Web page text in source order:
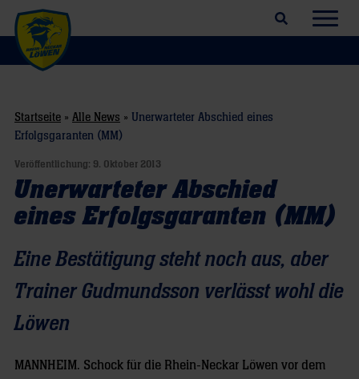
Suchfeld öffnen
Startseite » Alle News » Unerwarteter Abschied eines
Erfolgsgaranten (MM)
Veröffentlichung: 9. Oktober 2013
Unerwarteter Abschied
eines Erfolgsgaranten (MM)
Eine Bestätigung steht noch aus, aber
Trainer Gudmundsson verlässt wohl die
Löwen
MANNHEIM. Schock für die Rhein-Neckar Löwen vor dem